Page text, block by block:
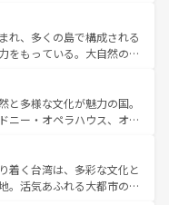
もできる。 なお、新
覧 を参照してほしい。
ッピング、エンターテイ
ポットだ。一方、アメリカ
ンドキャニオンやイエロー
と美食が融合した独特の
各地域で異なる魅力を楽
な歴史を感じることができ
メリカ
てほしい。
れ、多くの島で構成される
をもっている。大自然の神
の観光地といえばオアフ
らマウイ島やカウアイ島が
に輝く海をはじめ、豊かな
を迎えてくれるハワイの
やハワイアンミュージッ
すべてがハワイの魅力を彩
と多様な文化が魅力の国。
ニー・オペラハウス、オー
るウルル（エアーズロッ
林やケアンズの熱帯雨林な
、カフェやワイン、オージ
着く台湾は、多彩な文化と
。活気あふれる大都市の台